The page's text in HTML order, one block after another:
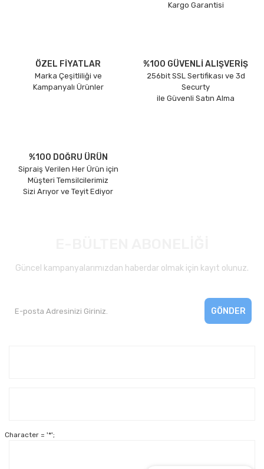
Kargo Garantisi
ÖZEL FİYATLAR
Marka Çeşitliliği ve
Kampanyalı Ürünler
%100 GÜVENLİ ALIŞVERİŞ
256bit SSL Sertifikası ve 3d
Securty
ile Güvenli Satın Alma
%100 DOĞRU ÜRÜN
Sipraiş Verilen Her Ürün için
Müşteri Temsilcilerimiz
Sizi Arıyor ve Teyit Ediyor
Güncel kampanyalarımızdan haberdar olmak için kayıt olunuz.
GÖNDER
Character = '*';